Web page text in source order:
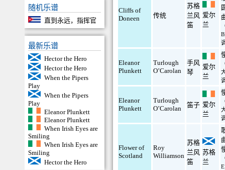
随机乐谱
直到永远，指挥官
最新乐谱
Hector the Hero
Hector the Hero
When the Pipers
Play
When the Pipers
Play
Eleanor Plunkett
Eleanor Plunkett
When Irish Eyes are
Smiling
When Irish Eyes are
Smiling
Hector the Hero
Cliffs of
Doneen
传统
苏格
兰风
笛
爱尔
兰
Eleanor
Plunkett
Turlough
O’Carolan
手风
琴
爱尔
兰
Eleanor
Plunkett
Turlough
O’Carolan
笛子 爱尔
兰
Flower of
Scotland
Roy
Williamson
苏格
兰风
笛
苏格
兰